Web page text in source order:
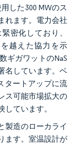
した300 MWのス
れます。電力会社
密化しており、
越えた協力を示
ギガワットのNaS
名しています。ベ
タートアップに流
ス可能市場拡大の
ています。
製造のローカライ
ます。室温設計が